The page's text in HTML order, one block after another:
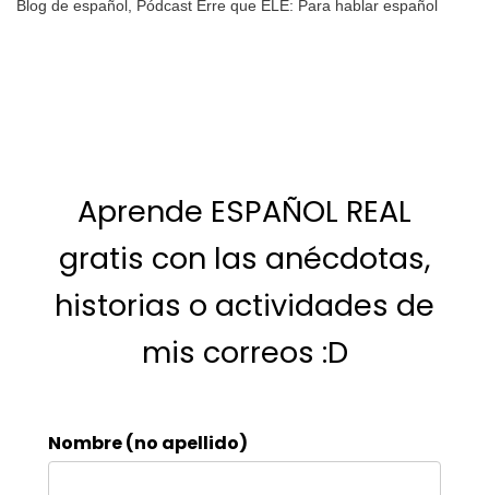
Blog de español , Pódcast Erre que ELE: Para hablar español
Aprende ESPAÑOL REAL
gratis con las anécdotas,
historias o actividades de
mis correos :D
Nombre (no apellido)